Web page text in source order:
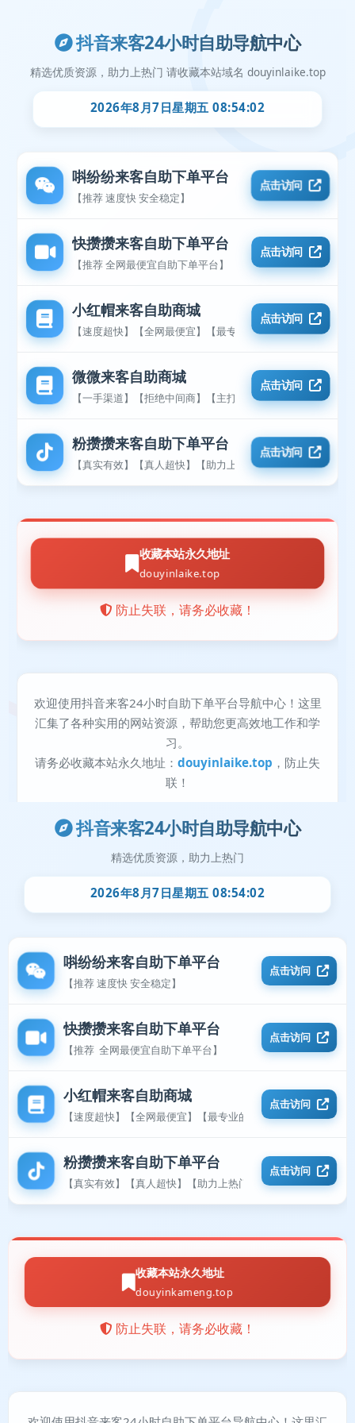
抖音来客24小时自助导航中心
精选优质资源，助力上热门
2026年8月7日星期五 08:54:03
唞纷纷来客自助下单平台
【推荐 速度快 安全稳定】
点击访问
快攒攒来客自助下单平台
【推荐 全网最便宜自助下单平台】
点击访问
小红帽来客自助商城
【速度超快】【全网最便宜】【最专业的平台】
点击访问
粉攒攒来客自助下单平台
【真实有效】【真人超快】【助力上热门】
点击访问
收藏本站永久地址
douyinkameng.top
防止失联，请务必收藏！